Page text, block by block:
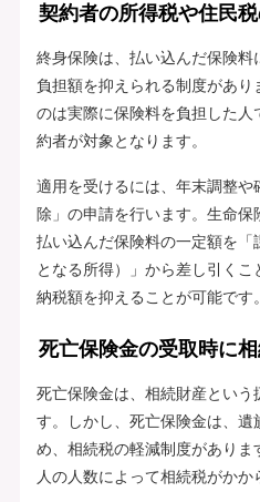
契約者の所得税や住民
終身保険は、払い込んだ保険
負担額を抑えられる制度があ
のは実際に保険料を負担した
約者が対象となります。
適用を受けるには、年末調整
除」の申請を行います。生命保
払い込んだ保険料の一定額を「
となる所得）」から差し引く
納税額を抑えることが可能です。
死亡保険金の受取時に
死亡保険金は、相続財産とい
す。しかし、死亡保険金は、遺
め、相続税の軽減制度があり
人の人数によって相続税がかか